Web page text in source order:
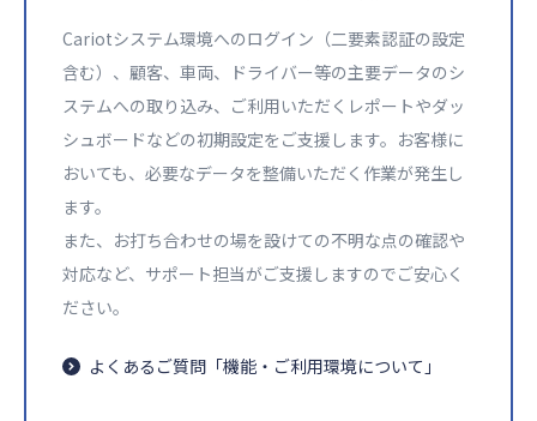
Cariotシステム環境へのログイン（二要素認証の設定
含む）、顧客、車両、ドライバー等の主要データのシ
ステムへの取り込み、ご利用いただくレポートやダッ
シュボードなどの初期設定をご支援します。お客様に
おいても、必要なデータを整備いただく作業が発生し
ます。​
また、お打ち合わせの場を設けての不明な点の確認や
対応など、サポート担当がご支援しますのでご安心く
ださい。​
よくあるご質問「機能・ご利用環境について」